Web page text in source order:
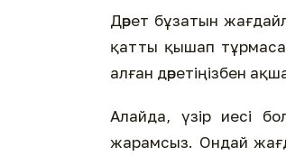
Дәрет бұзатын
қатты қышап
алған дәретіңізбен
Алайда, үзір иесі
жарамсыз. Ондай